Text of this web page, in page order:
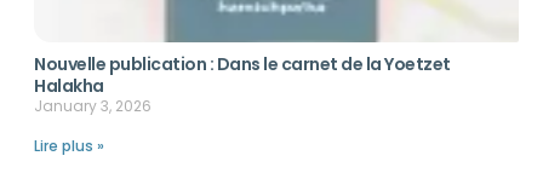
Nouvelle publication : Dans le carnet de la Yoetzet
Halakha
January 3, 2026
Lire plus »